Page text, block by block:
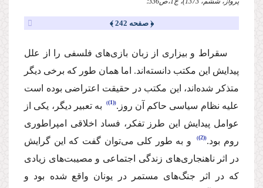
﴿ صفحه 242 ﴾
‌سقراط‌ و بیزاری از زبان بازی‌های فلسفی را از علل
پیدایش این مكتب دانسته‌اند. اما همان طور كه برخی دیگر
متذكر شده‌اند،‌ این مكتب در حقیقت اعتراضی بوده است
علیه نظام سیاسی حاكم آن روز. (1)
‌ به تعبیر دیگر، یكی از
عوامل پیدایش این طرز تفكر،‌ فساد اخلاقی امپراطوری
روم بود. (2)
‌ و به طور كلی می‌توان گفت كه این گرایش
در اثر ناهنجاری‌های زندگی اجتماعی و مصیبت‌های زیادی
كه در اثر جنگ‌های مستمر در یونان واقع شده بود و